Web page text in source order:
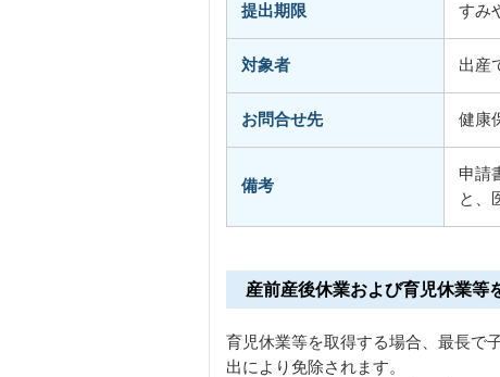
提出期限 すみ
対象者 出産
お問合せ先 健康
備考
申請
と、
産前産後休業および育児休業等
育児休業等を取得する場合、最長で
出により免除されます。